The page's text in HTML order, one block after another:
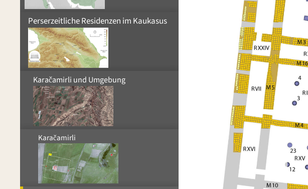
Perserzeitliche Residenzen im Kaukasus
Karačamirli und Umgebung
Karačamirli